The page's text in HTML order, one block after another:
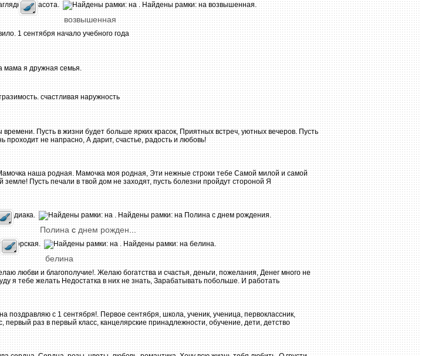
возвышенная
Полинасднем рожден...
белина